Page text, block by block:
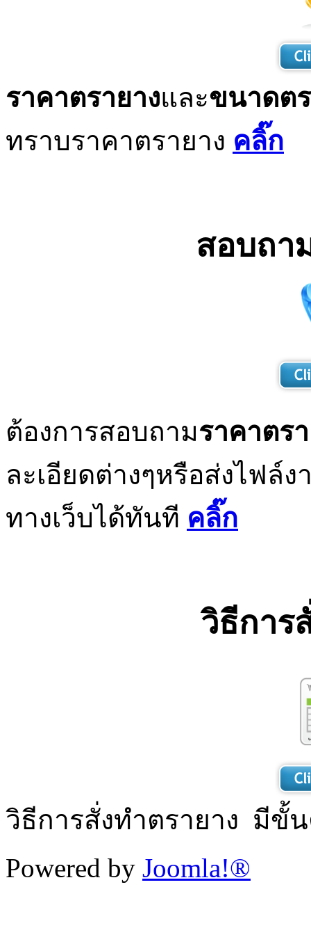
ราคาตรายางและขนาดต
ทราบราคาตรายาง คลิ๊ก
สอบถา
ต้องการสอบถามราคาตร
ละเอียดต่างๆหรือส่งไฟล์ง
ทางเว็บได้ทันที คลิ๊ก
วิธีการ
วิธีการสั่งทำตรายาง มีขั้
Powered by Joomla!®